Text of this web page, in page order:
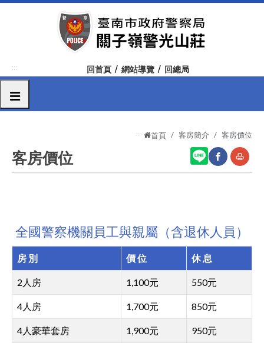
跳
容
塊
::: 回首頁 網站導覽 回總局
選單
::: 首頁 客房簡介 客房價位
客房價位
分
享
列
印
全國警察機關員工與親屬（含退休人員）
房 別 價 位 休 息
2人房 1,100元 550元
4人房 1,700元 850元
4人豪華套房 1,900元 950元